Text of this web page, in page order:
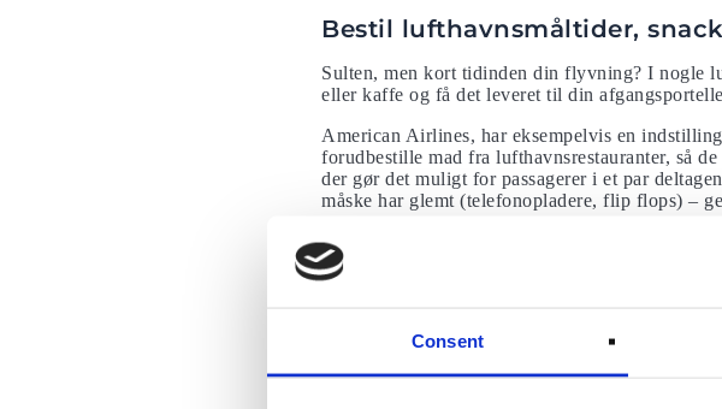
Consent
Bestil lufthavnsmåltider,
Sulten, men kort tidinden din flyvning? I nogle
eller kaffe og få det leveret til din
American Airlines, har eksempelvis en
forudbestille mad fra lufthavnsrestauranter, så
der gør det muligt for passagerer i et par
måske har glemt (telefonopladere, flip flops) –
Du kan også bare medbringe din egen mad,
livret.
’TSA PreCheck’ erTransporatation Security
mulighed for at bruge specifikke